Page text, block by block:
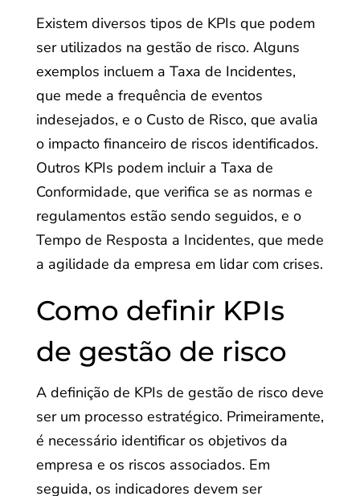
Existem diversos tipos de KPIs que podem
ser utilizados na gestão de risco. Alguns
exemplos incluem a Taxa de Incidentes,
que mede a frequência de eventos
indesejados, e o Custo de Risco, que avalia
o impacto financeiro de riscos identificados.
Outros KPIs podem incluir a Taxa de
Conformidade, que verifica se as normas e
regulamentos estão sendo seguidos, e o
Tempo de Resposta a Incidentes, que mede
a agilidade da empresa em lidar com crises.
Como definir KPIs
de gestão de risco
A definição de KPIs de gestão de risco deve
ser um processo estratégico. Primeiramente,
é necessário identificar os objetivos da
empresa e os riscos associados. Em
seguida, os indicadores devem ser